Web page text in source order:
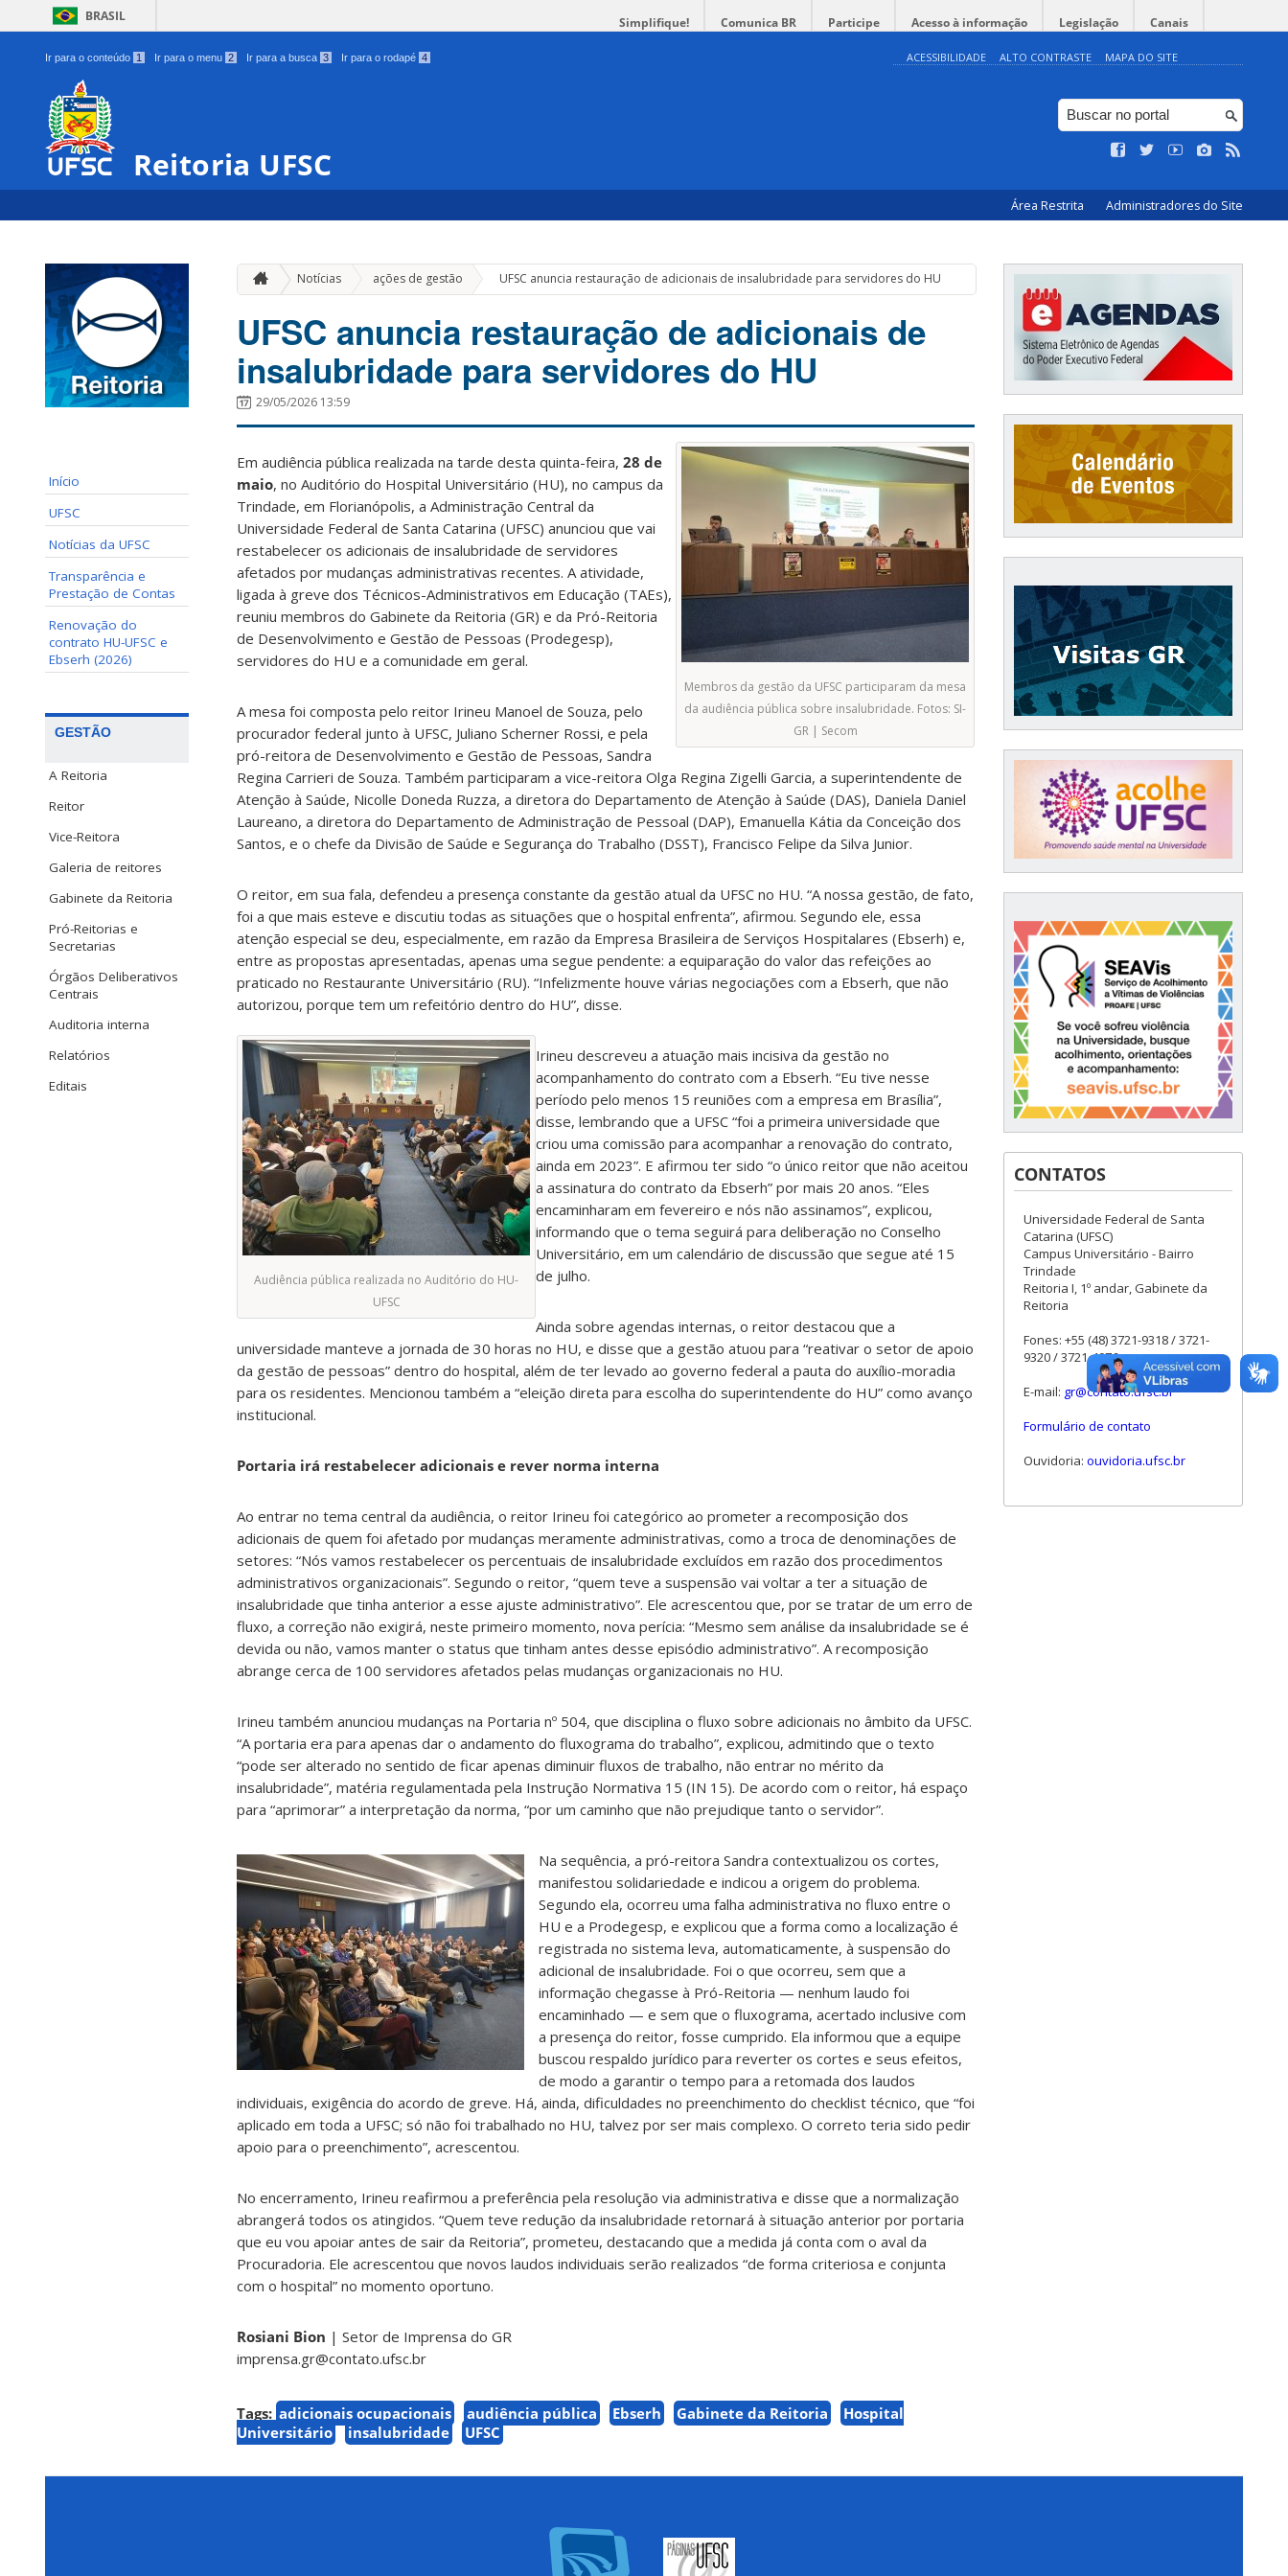
BRASIL Simplifique! Comunica BR Participe Acesso à informação Legislação Canais
Ir para o conteúdo 1 Ir para o menu 2 Ir para a busca 3 Ir para o rodapé 4 ACESSIBILIDADE ALTO CONTRASTE MAPA DO SITE
Reitoria UFSC
Área Restrita Administradores do Site
Início
UFSC
Notícias da UFSC
Transparência e
Prestação de Contas
Renovação do
contrato HU-UFSC e
Ebserh (2026)
GESTÃO
A Reitoria
Reitor
Vice-Reitora
Galeria de reitores
Gabinete da Reitoria
Pró-Reitorias e
Secretarias
Órgãos Deliberativos
Centrais
Auditoria interna
Relatórios
Editais
Notícias ações de gestão » UFSC anuncia restauração de adicionais de insalubridade para servidores do HU
UFSC anuncia restauração de adicionais de
insalubridade para servidores do HU
29/05/2026 13:59
Membros da gestão da UFSC participaram da mesa
da audiência pública sobre insalubridade. Fotos: SI-
GR | Secom
Em audiência pública realizada na tarde desta quinta-feira, 28 de
maio, no Auditório do Hospital Universitário (HU), no campus da
Trindade, em Florianópolis, a Administração Central da
Universidade Federal de Santa Catarina (UFSC) anunciou que vai
restabelecer os adicionais de insalubridade de servidores
afetados por mudanças administrativas recentes. A atividade,
ligada à greve dos Técnicos-Administrativos em Educação (TAEs),
reuniu membros do Gabinete da Reitoria (GR) e da Pró-Reitoria
de Desenvolvimento e Gestão de Pessoas (Prodegesp),
servidores do HU e a comunidade em geral.
A mesa foi composta pelo reitor Irineu Manoel de Souza, pelo
procurador federal junto à UFSC, Juliano Scherner Rossi, e pela
pró-reitora de Desenvolvimento e Gestão de Pessoas, Sandra
Regina Carrieri de Souza. Também participaram a vice-reitora Olga Regina Zigelli Garcia, a superintendente de
Atenção à Saúde, Nicolle Doneda Ruzza, a diretora do Departamento de Atenção à Saúde (DAS), Daniela Daniel
Laureano, a diretora do Departamento de Administração de Pessoal (DAP), Emanuella Kátia da Conceição dos
Santos, e o chefe da Divisão de Saúde e Segurança do Trabalho (DSST), Francisco Felipe da Silva Junior.
O reitor, em sua fala, defendeu a presença constante da gestão atual da UFSC no HU. “A nossa gestão, de fato,
foi a que mais esteve e discutiu todas as situações que o hospital enfrenta”, afirmou. Segundo ele, essa
atenção especial se deu, especialmente, em razão da Empresa Brasileira de Serviços Hospitalares (Ebserh) e,
entre as propostas apresentadas, apenas uma segue pendente: a equiparação do valor das refeições ao
praticado no Restaurante Universitário (RU). “Infelizmente houve várias negociações com a Ebserh, que não
autorizou, porque tem um refeitório dentro do HU”, disse.
Audiência pública realizada no Auditório do HU-
UFSC
Irineu descreveu a atuação mais incisiva da gestão no
acompanhamento do contrato com a Ebserh. “Eu tive nesse
período pelo menos 15 reuniões com a empresa em Brasília”,
disse, lembrando que a UFSC “foi a primeira universidade que
criou uma comissão para acompanhar a renovação do contrato,
ainda em 2023”. E afirmou ter sido “o único reitor que não aceitou
a assinatura do contrato da Ebserh” por mais 20 anos. “Eles
encaminharam em fevereiro e nós não assinamos”, explicou,
informando que o tema seguirá para deliberação no Conselho
Universitário, em um calendário de discussão que segue até 15
de julho.
Ainda sobre agendas internas, o reitor destacou que a
universidade manteve a jornada de 30 horas no HU, e disse que a gestão atuou para “reativar o setor de apoio
da gestão de pessoas” dentro do hospital, além de ter levado ao governo federal a pauta do auxílio-moradia
para os residentes. Mencionou também a “eleição direta para escolha do superintendente do HU” como avanço
institucional.
Portaria irá restabelecer adicionais e rever norma interna
Ao entrar no tema central da audiência, o reitor Irineu foi categórico ao prometer a recomposição dos
adicionais de quem foi afetado por mudanças meramente administrativas, como a troca de denominações de
setores: “Nós vamos restabelecer os percentuais de insalubridade excluídos em razão dos procedimentos
administrativos organizacionais”. Segundo o reitor, “quem teve a suspensão vai voltar a ter a situação de
insalubridade que tinha anterior a esse ajuste administrativo”. Ele acrescentou que, por se tratar de um erro de
fluxo, a correção não exigirá, neste primeiro momento, nova perícia: “Mesmo sem análise da insalubridade se é
devida ou não, vamos manter o status que tinham antes desse episódio administrativo”. A recomposição
abrange cerca de 100 servidores afetados pelas mudanças organizacionais no HU.
Irineu também anunciou mudanças na Portaria nº 504, que disciplina o fluxo sobre adicionais no âmbito da UFSC.
“A portaria era para apenas dar o andamento do fluxograma do trabalho”, explicou, admitindo que o texto
“pode ser alterado no sentido de ficar apenas diminuir fluxos de trabalho, não entrar no mérito da
insalubridade”, matéria regulamentada pela Instrução Normativa 15 (IN 15). De acordo com o reitor, há espaço
para “aprimorar” a interpretação da norma, “por um caminho que não prejudique tanto o servidor”.
Na sequência, a pró-reitora Sandra contextualizou os cortes,
manifestou solidariedade e indicou a origem do problema.
Segundo ela, ocorreu uma falha administrativa no fluxo entre o
HU e a Prodegesp, e explicou que a forma como a localização é
registrada no sistema leva, automaticamente, à suspensão do
adicional de insalubridade. Foi o que ocorreu, sem que a
informação chegasse à Pró-Reitoria — nenhum laudo foi
encaminhado — e sem que o fluxograma, acertado inclusive com
a presença do reitor, fosse cumprido. Ela informou que a equipe
buscou respaldo jurídico para reverter os cortes e seus efeitos,
de modo a garantir o tempo para a retomada dos laudos
individuais, exigência do acordo de greve. Há, ainda, dificuldades no preenchimento do checklist técnico, que “foi
aplicado em toda a UFSC; só não foi trabalhado no HU, talvez por ser mais complexo. O correto teria sido pedir
apoio para o preenchimento”, acrescentou.
No encerramento, Irineu reafirmou a preferência pela resolução via administrativa e disse que a normalização
abrangerá todos os atingidos. “Quem teve redução da insalubridade retornará à situação anterior por portaria
que eu vou apoiar antes de sair da Reitoria”, prometeu, destacando que a medida já conta com o aval da
Procuradoria. Ele acrescentou que novos laudos individuais serão realizados “de forma criteriosa e conjunta
com o hospital” no momento oportuno.
Rosiani Bion | Setor de Imprensa do GR
imprensa.gr@contato.ufsc.br
Tags: adicionais ocupacionais audiência pública Ebserh Gabinete da Reitoria
Hospital
Universitário
insalubridade UFSC
CONTATOS
Universidade Federal de Santa
Catarina (UFSC)
Campus Universitário - Bairro
Trindade
Reitoria I, 1º andar, Gabinete da
Reitoria
Fones: +55 (48) 3721-9318 / 3721-
9320 / 3721-4076
E-mail: gr@contato.ufsc.br
Formulário de contato
Ouvidoria: ouvidoria.ufsc.br